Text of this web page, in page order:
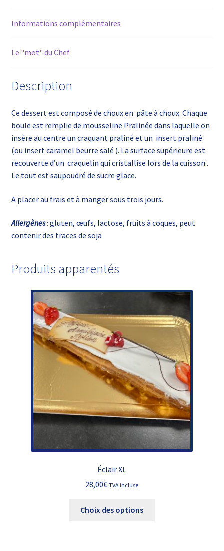
Informations complémentaires
Le "mot" du Chef
Description
Ce dessert est composé de choux en pâte à choux. Chaque
boule est remplie de mousseline Pralinée dans laquelle on
insère au centre un craquant praliné et un insert praliné
(ou insert caramel beurre salé ). La surface supérieure est
recouverte d’un craquelin qui cristallise lors de la cuisson .
Le tout est saupoudré de sucre glace.
A placer au frais et à manger sous trois jours.
Allergènes: gluten, œufs, lactose, fruits à coques, peut
contenir des traces de soja
Produits apparentés
Éclair XL
28,00€ TVA incluse
Choix des options